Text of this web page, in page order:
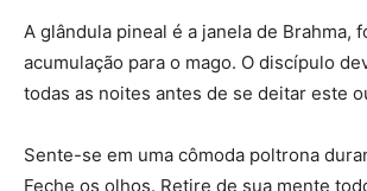
A glândula pineal é a janela de Brahma,
acumulação para o mago. O discípulo
todas as noites antes de se deitar este
Sente-se em uma cômoda poltrona
Feche os olhos. Retire de sua mente